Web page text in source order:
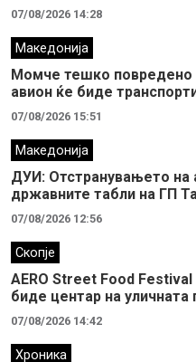
07/08/2026 14:28
Македонија
Момче тешко повредено
авион ќе биде
07/08/2026 15:51
Македонија
ДУИ: Отстранувањето на
државните табли на ГП
07/08/2026 12:56
Скопје
AERO Street Food
биде центар на уличната
07/08/2026 14:42
Хроника